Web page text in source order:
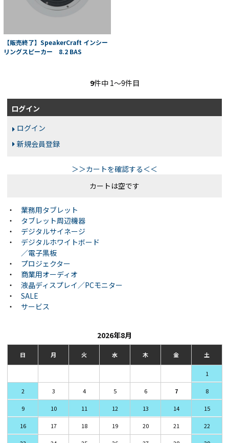
【販売終了】SpeakerCraft インシー
リングスピーカー 8.2 BAS
9件中 1〜9件目
ログイン
ログイン
新規会員登録
＞＞カートを確認する＜＜
カートは空です
・
業務用タブレット
・
タブレット周辺機器
・
デジタルサイネージ
・
デジタルホワイトボード
／電子黒板
・
プロジェクター
・
商業用オーディオ
・
液晶ディスプレイ／PCモニター
・
SALE
・
サービス
2026年8月
日 月 火 水 木 金 土
1
2 3 4 5 6 7 8
9 10 11 12 13 14 15
16 17 18 19 20 21 22